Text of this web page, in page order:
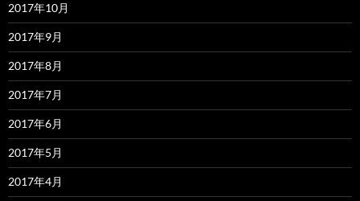
2017年10月
2017年9月
2017年8月
2017年7月
2017年6月
2017年5月
2017年4月